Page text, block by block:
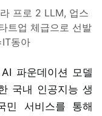
프로 2 LLM, 업스
트업 체급으로 선발
동아
파운데이션 모델
국내 인공지능 생
민 서비스를 통해